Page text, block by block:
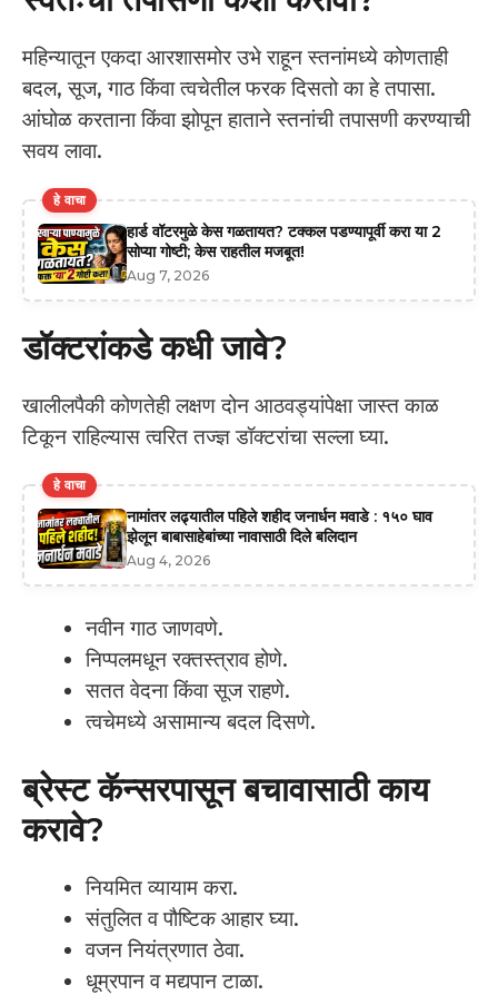
महिन्यातून एकदा आरशासमोर उभे राहून स्तनांमध्ये कोणताही
बदल, सूज, गाठ किंवा त्वचेतील फरक दिसतो का हे तपासा.
आंघोळ करताना किंवा झोपून हाताने स्तनांची तपासणी करण्याची
सवय लावा.
हे वाचा
हार्ड वॉटरमुळे केस गळतायत? टक्कल पडण्यापूर्वी करा या 2
सोप्या गोष्टी; केस राहतील मजबूत!
Aug 7, 2026
डॉक्टरांकडे कधी जावे?
खालीलपैकी कोणतेही लक्षण दोन आठवड्यांपेक्षा जास्त काळ
टिकून राहिल्यास त्वरित तज्ज्ञ डॉक्टरांचा सल्ला घ्या.
हे वाचा
नामांतर लढ्यातील पहिले शहीद जनार्धन मवाडे : १५० घाव
झेलून बाबासाहेबांच्या नावासाठी दिले बलिदान
Aug 4, 2026
नवीन गाठ जाणवणे.
निप्पलमधून रक्तस्त्राव होणे.
सतत वेदना किंवा सूज राहणे.
त्वचेमध्ये असामान्य बदल दिसणे.
ब्रेस्ट कॅन्सरपासून बचावासाठी काय
करावे?
नियमित व्यायाम करा.
संतुलित व पौष्टिक आहार घ्या.
वजन नियंत्रणात ठेवा.
धूम्रपान व मद्यपान टाळा.